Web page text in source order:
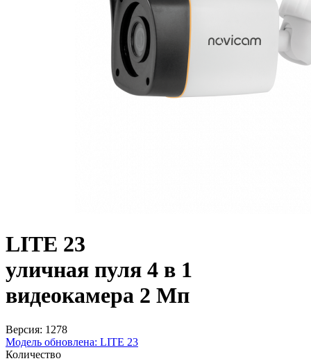
LITE 23
уличная пуля 4 в 1
видеокамера 2 Мп
Версия: 1278
Модель обновлена: LITE 23
Количество